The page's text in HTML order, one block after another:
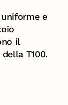
e
il
T100.